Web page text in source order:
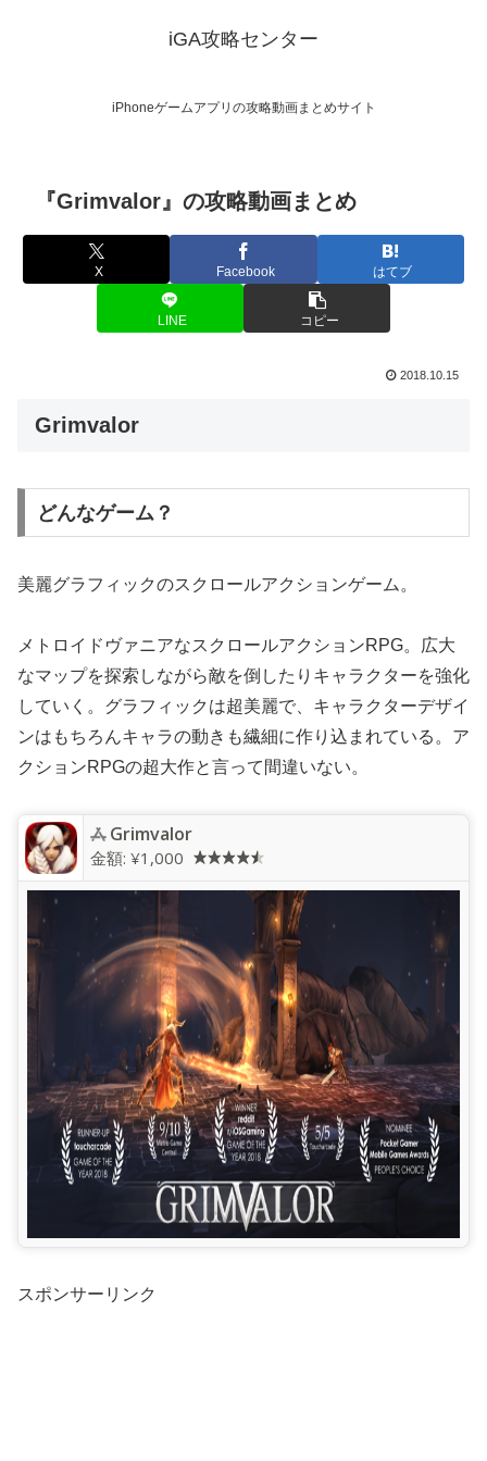
iGA攻略センター
iPhoneゲームアプリの攻略動画まとめサイト
『Grimvalor』の攻略動画まとめ
X Facebook はてブ
LINE コピー
2018.10.15
Grimvalor
どんなゲーム？
美麗グラフィックのスクロールアクションゲーム。
メトロイドヴァニアなスクロールアクションRPG。広大
なマップを探索しながら敵を倒したりキャラクターを強化
していく。グラフィックは超美麗で、キャラクターデザイ
ンはもちろんキャラの動きも繊細に作り込まれている。ア
クションRPGの超大作と言って間違いない。
Grimvalor
金額: ¥1,000
スポンサーリンク